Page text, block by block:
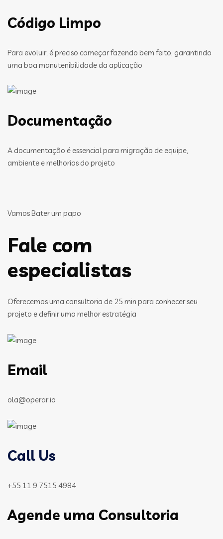
Código Limpo
Para evoluir, é preciso começar fazendo bem feito, garantindo
uma boa manutenibilidade da aplicação
Documentação
A documentação é essencial para migração de equipe,
ambiente e melhorias do projeto
Vamos Bater um papo
Fale com
especialistas
Oferecemos uma consultoria de 25 min para conhecer seu
projeto e definir uma melhor estratégia
Email
ola@operar.io
Call Us
+55 11 9 7515 4984
Agende uma Consultoria